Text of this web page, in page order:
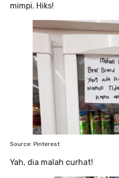
mimpi. Hiks!
Source: Pinterest
Yah, dia malah curhat!